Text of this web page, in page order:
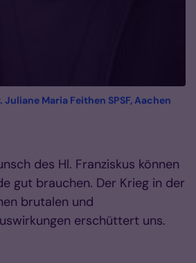
Maria Feithen SPSF, Aachen
des Hl. Franziskus können
gut brauchen. Der Krieg in der
brutalen und
erschüttert uns.